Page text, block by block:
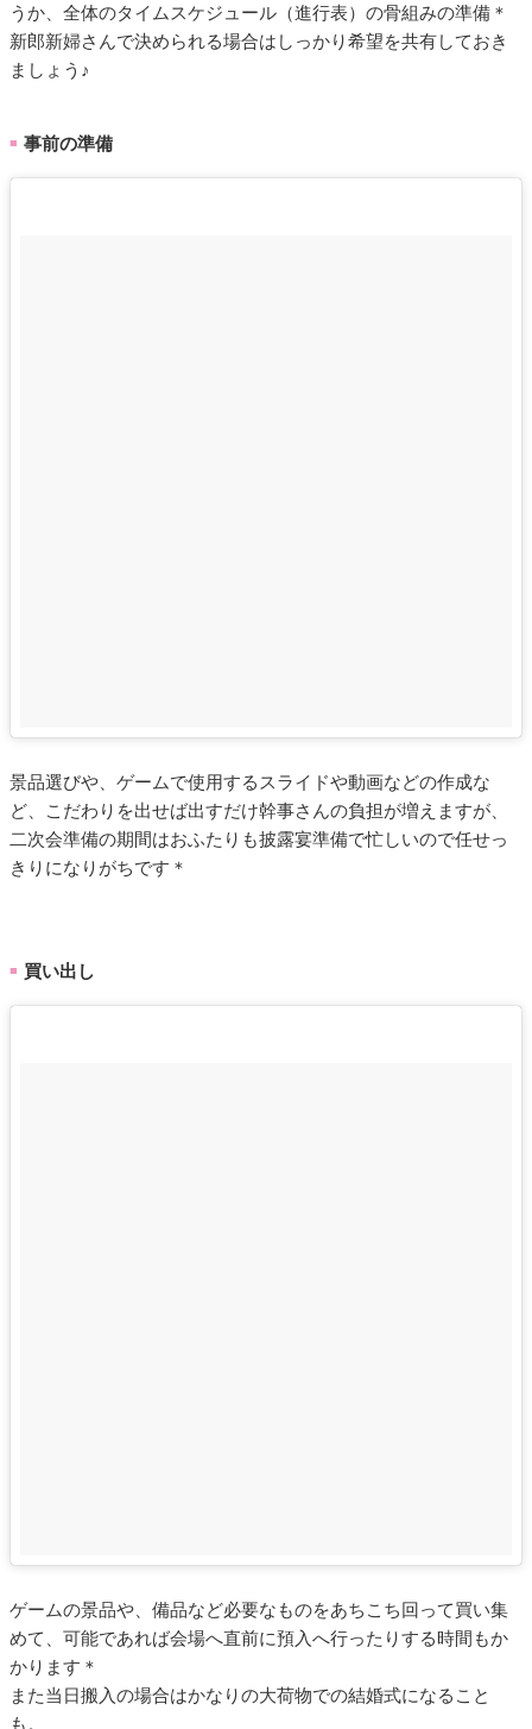
うか、全体のタイムスケジュール（進行表）の骨組みの準備＊
新郎新婦さんで決められる場合はしっかり希望を共有しておき
ましょう♪
■ 事前の準備
景品選びや、ゲームで使用するスライドや動画などの作成な
ど、こだわりを出せば出すだけ幹事さんの負担が増えますが、
二次会準備の期間はおふたりも披露宴準備で忙しいので任せっ
きりになりがちです＊
■ 買い出し
ゲームの景品や、備品など必要なものをあちこち回って買い集
めて、可能であれば会場へ直前に預入へ行ったりする時間もか
かります＊
また当日搬入の場合はかなりの大荷物での結婚式になること
も。